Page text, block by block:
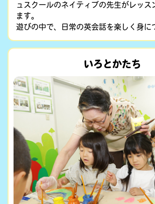
ュスクールのネイティブの先生がレッス
ます。
遊びの中で、日常の英会話を楽しく身に
いろとかたち